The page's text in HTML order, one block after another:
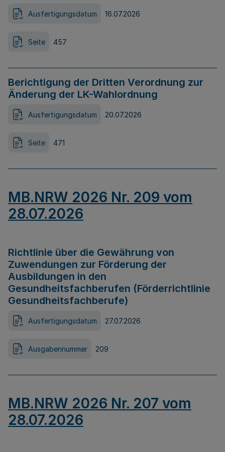
Ausfertigungsdatum 16.07.2026
Seite 457
Berichtigung der Dritten Verordnung zur
Änderung der LK-Wahlordnung
Ausfertigungsdatum 20.07.2026
Seite 471
MB.NRW 2026 Nr. 209 vom
28.07.2026
Richtlinie über die Gewährung von
Zuwendungen zur Förderung der
Ausbildungen in den
Gesundheitsfachberufen (Förderrichtlinie
Gesundheitsfachberufe)
Ausfertigungsdatum 27.07.2026
Ausgabennummer 209
MB.NRW 2026 Nr. 207 vom
28.07.2026